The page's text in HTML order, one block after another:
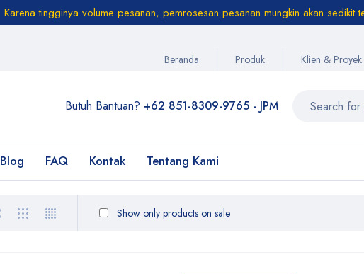
Karena tingginya volume pesanan, pemrosesan pesanan mungkin akan sedikit
Beranda
Produk Klien & Proyek
Butuh Bantuan? +62 851-8309-9765 - JPM
Blog FAQ Kontak Tentang Kami
Show only products on sale